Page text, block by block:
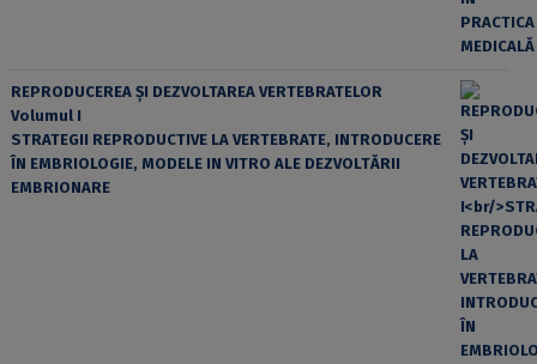
REPRODUCEREA ȘI DEZVOLTAREA VERTEBRATELOR
Volumul I
STRATEGII REPRODUCTIVE LA VERTEBRATE, INTRODUCERE
ÎN EMBRIOLOGIE, MODELE IN VITRO ALE DEZVOLTĂRII
EMBRIONARE